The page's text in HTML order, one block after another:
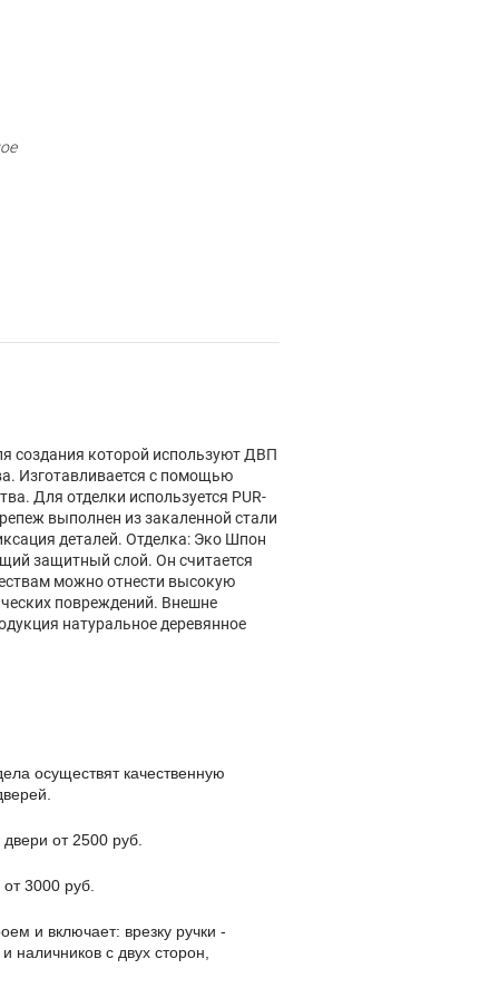
создания которой используют ДВП
Изготавливается с помощью
Для отделки используется PUR-
выполнен из закаленной стали
деталей. Отделка: Эко Шпон
защитный слой. Он считается
можно отнести высокую
повреждений. Внешне
натуральное деревянное
осуществят качественную
от 2500 руб.
3000 руб.
и включает: врезку ручки -
наличников с двух сторон,